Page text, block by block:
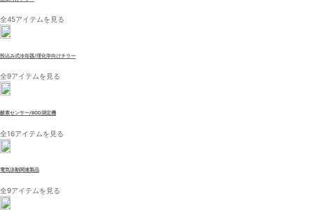
全45アイテムを見る
投込み式冷却器/理化学向けチラー
全9アイテムを見る
酸素センサー/BOD測定機
全16アイテムを見る
電気泳動関連製品
全9アイテムを見る